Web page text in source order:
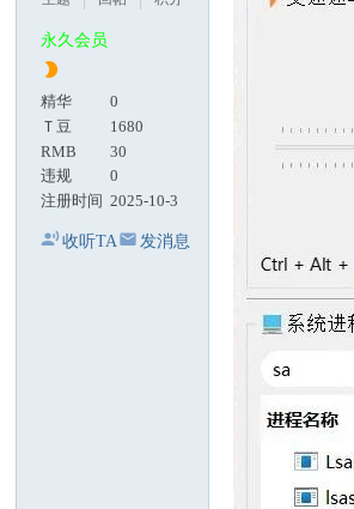
永久会员
精华
0
Ｔ豆
1680
RMB
30
违规
0
注册时间 2025-10-3
收听TA 发消息